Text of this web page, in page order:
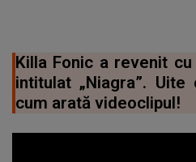
Killa Fonic a revenit
intitulat „Niagra”.
cum arată videoclipul!